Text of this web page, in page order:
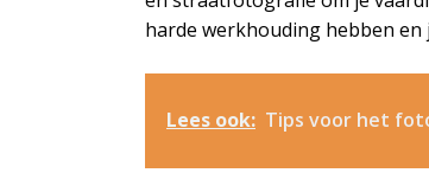
harde werkhouding hebben
Lees ook: Tips voor het